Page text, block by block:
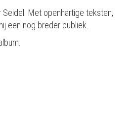
Met openhartige teksten,
een nog breder publiek.